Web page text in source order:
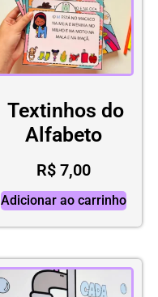
Textinhos do
Alfabeto
R$7,00
Adicionar ao carrinho